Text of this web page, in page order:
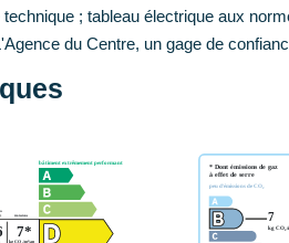
; tableau électrique aux
du Centre, un gage de